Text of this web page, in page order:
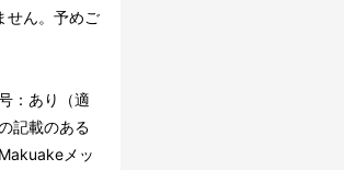
せん。予めご
：あり（適
記載のある
メッ